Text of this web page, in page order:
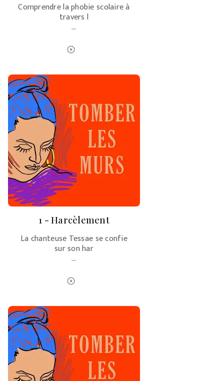
Comprendre la phobie scolaire à
travers l
…
play_circle_outline
1 - Harcèlement
La chanteuse Tessae se confie
sur son har
…
play_circle_outline